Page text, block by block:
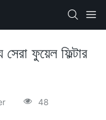
সেরা ফুয়েল ফিল্টার
48